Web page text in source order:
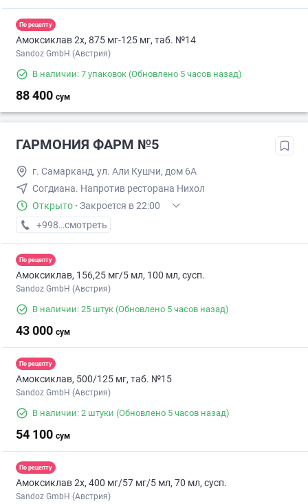
По рецепту
Амоксиклав 2х, 875 мг-125 мг, таб. №14
Sandoz GmbH (Австрия)
В наличии: 7 упаковок (Обновлено 5 часов назад)
88 400 сум
ГАРМОНИЯ ФАРМ №5
г. Самарканд, ул. Али Кушчи, дом 6А
Согдиана. Напротив ресторана Нихол
Открыто · Закроется в 22:00
+998 (95) XXX-XX-XX
смотреть
По рецепту
Амоксиклав, 156,25 мг/5 мл, 100 мл, сусп.
Sandoz GmbH (Австрия)
В наличии: 25 штук (Обновлено 5 часов назад)
43 000 сум
По рецепту
Амоксиклав, 500/125 мг, таб. №15
Sandoz GmbH (Австрия)
В наличии: 2 штуки (Обновлено 5 часов назад)
54 100 сум
По рецепту
Амоксиклав 2х, 400 мг/57 мг/5 мл, 70 мл, сусп.
Sandoz GmbH (Австрия)